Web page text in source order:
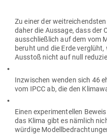
Zu einer der
daher die Aussage, dass der
aus­schließlich auf dem vom
beruht und die Erde
Ausstoß nicht auf null
Inzwi­schen wenden sich 46
vom IPCC ab, die den
Einen expe­ri­men­tellen
das Klima gibt es nämlich
würdige